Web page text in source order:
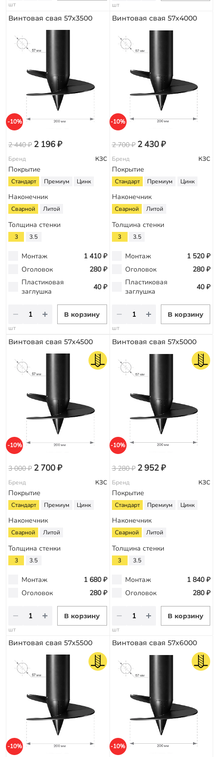
шт шт
Винтовая свая 57х3500
-10%
2 440 ₽ 2 196 ₽
Бренд КЗС
Покрытие
Стандарт Премиум Цинк
Наконечник
Сварной Литой
Толщина стенки
3 3.5
Монтаж
1 410 ₽
Оголовок
280 ₽
Пластиковая
заглушка
40 ₽
В корзину
шт
Винтовая свая 57х4000
-10%
2 700 ₽ 2 430 ₽
Бренд КЗС
Покрытие
Стандарт Премиум Цинк
Наконечник
Сварной Литой
Толщина стенки
3 3.5
Монтаж
1 520 ₽
Оголовок
280 ₽
Пластиковая
заглушка
40 ₽
В корзину
шт
Винтовая свая 57х4500
-10%
3 000 ₽ 2 700 ₽
Бренд КЗС
Покрытие
Стандарт Премиум Цинк
Наконечник
Сварной Литой
Толщина стенки
3 3.5
Монтаж
1 680 ₽
Оголовок
280 ₽
В корзину
шт
Винтовая свая 57х5000
-10%
3 280 ₽ 2 952 ₽
Бренд КЗС
Покрытие
Стандарт Премиум Цинк
Наконечник
Сварной Литой
Толщина стенки
3 3.5
Монтаж
1 840 ₽
Оголовок
280 ₽
В корзину
шт
Винтовая свая 57х5500
-10%
Винтовая свая 57х6000
-10%